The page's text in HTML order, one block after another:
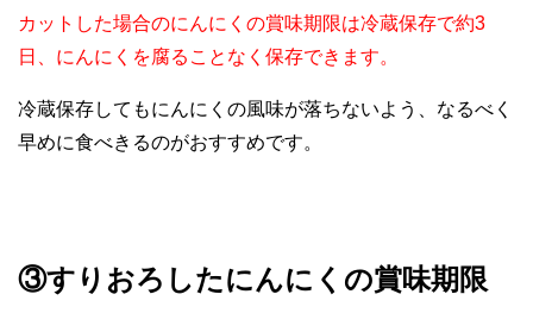
カットした場合のにんにくの賞味期限は冷蔵保存で約3
日、にんにくを腐ることなく保存できます。
冷蔵保存してもにんにくの風味が落ちないよう、なるべく
早めに食べきるのがおすすめです。
③すりおろしたにんにくの賞味期限